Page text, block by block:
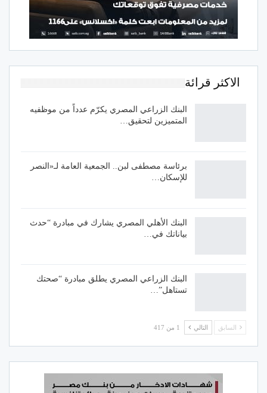
الاكثر قرائة
البنك الزراعي المصري يكرّم عدداً من موظفيه
المتميزين لتحقيق…
برئاسة مصطفى لبن.. الجمعية العامة لـ«النصر
للإسكان…
البنك الأهلي المصري يشارك في مبادرة “حدث
بياناتك في…
البنك الزراعي المصري يطلق مبادرة “صحتك
تستاهل”…
السابق التالي 1 من 417